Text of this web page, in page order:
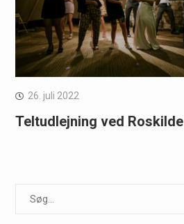
26. juli 2022
Teltudlejning ved Roskilde